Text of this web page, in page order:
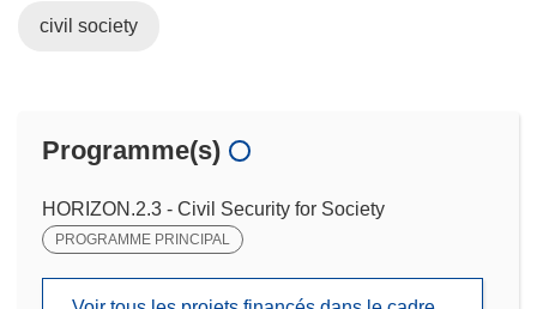
civil society
Programme(s)
HORIZON.2.3 - Civil Security for Society
PROGRAMME PRINCIPAL